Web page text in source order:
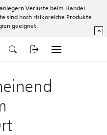
Verluste beim Handel
sind hoch risikoreiche Produkte
geeignet.
^